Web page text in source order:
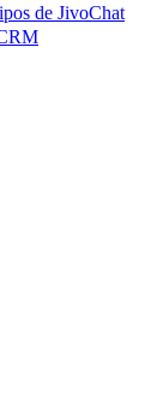
de JivoChat